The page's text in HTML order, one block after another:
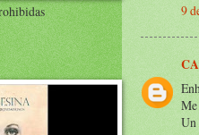
9
Un